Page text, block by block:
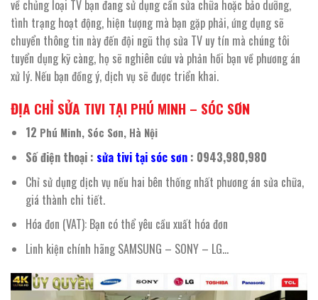
về chủng loại TV bạn đang sử dụng cần sửa chữa hoặc bảo dưỡng,
tình trạng hoạt động, hiện tượng mà bạn gặp phải, ứng dụng sẽ
chuyển thông tin này đến đội ngũ thợ sửa TV uy tín mà chúng tôi
tuyển dụng kỹ càng, họ sẽ nghiên cứu và phản hồi bạn về phương án
xử lý. Nếu bạn đồng ý, dịch vụ sẽ được triển khai.
ĐỊA CHỈ SỬA TIVI TẠI PHÚ MINH – SÓC SƠN
12 Phú Minh, Sóc Sơn, Hà Nội
Số điện thoại : sửa tivi tại sóc sơn: 0943,980,980
Chỉ sử dụng dịch vụ nếu hai bên thống nhất phương án sửa chữa,
giá thành chi tiết.
Hóa đơn (VAT): Bạn có thể yêu cầu xuất hóa đơn
Linh kiện chính hãng SAMSUNG – SONY – LG…